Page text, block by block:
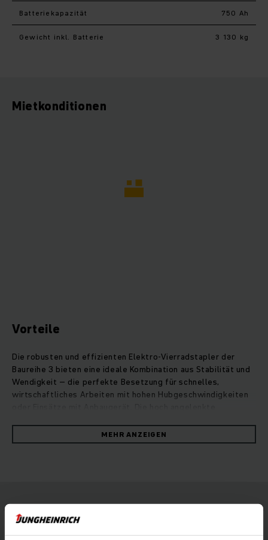
Batteriekapazität 750 Ah
Gewicht inkl. Batterie 3 130 kg
Mietkonditionen
Vorteile
Die robusten und effizienten Elektro-Vierradstapler der
Baureihe 3 bieten eine ideale Kombination aus Stabilität und
Wendigkeit – die perfekte Besetzung für schnelles,
wirtschaftliches Arbeiten mit hohen Hubgeschwindigkeiten
wodurch ein Maximum an Stand- und Fahrsicherheit erreicht
wird, auch auf unebenen Böden. Neben der leistungsstarken
Sicht auf die Last, während die schmale Lenksäule mehr
Beinfreiheit schenkt und das hochauflösende Vollfarbdisplay
entspanntes und ermüdungsfreies Arbeiten ermöglicht.
MEHR ANZEIGEN